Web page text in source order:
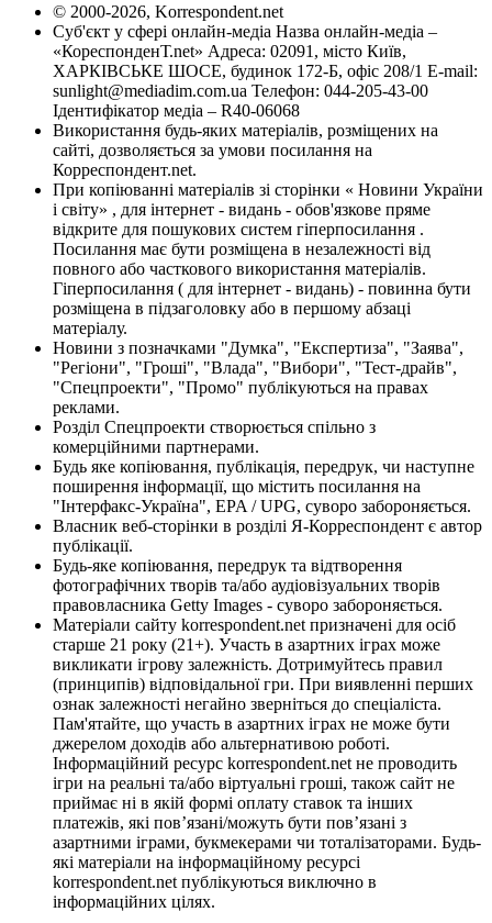
© 2000-2026, Korrespondent.net
Суб'єкт у сфері онлайн-медіа Назва онлайн-медіа –
«КореспонденТ.net» Адреса: 02091, місто Київ,
ХАРКІВСЬКЕ ШОСЕ, будинок 172-Б, офіс 208/1 E-mail:
sunlight@mediadim.com.ua Телефон: 044-205-43-00
Ідентифікатор медіа – R40-06068
Використання будь-яких матеріалів, розміщених на
сайті, дозволяється за умови посилання на
Корреспондент.net.
При копіюванні матеріалів зі сторінки « Новини України
і світу» , для інтернет - видань - обов'язкове пряме
відкрите для пошукових систем гіперпосилання .
Посилання має бути розміщена в незалежності від
повного або часткового використання матеріалів.
Гіперпосилання ( для інтернет - видань) - повинна бути
розміщена в підзаголовку або в першому абзаці
матеріалу.
Новини з позначками "Думка", "Експертиза", "Заява",
"Регіони", "Гроші", "Влада", "Вибори", "Тест-драйв",
"Спецпроекти", "Промо" публікуються на правах
реклами.
Розділ Спецпроекти створюється спільно з
комерційними партнерами.
Будь яке копіювання, публікація, передрук, чи наступне
поширення інформації, що містить посилання на
"Інтерфакс-Україна", EPA / UPG, суворо забороняється.
Власник веб-сторінки в розділі Я-Корреспондент є автор
публікації.
Будь-яке копіювання, передрук та відтворення
фотографічних творів та/або аудіовізуальних творів
правовласника Getty Images - суворо забороняється.
Матеріали сайту korrespondent.net призначені для осіб
старше 21 року (21+). Участь в азартних іграх може
викликати ігрову залежність. Дотримуйтесь правил
(принципів) відповідальної гри. При виявленні перших
ознак залежності негайно зверніться до спеціаліста.
Пам'ятайте, що участь в азартних іграх не може бути
джерелом доходів або альтернативою роботі.
Інформаційний ресурс korrespondent.net не проводить
ігри на реальні та/або віртуальні гроші, також сайт не
приймає ні в якій формі оплату ставок та інших
платежів, які пов’язані/можуть бути пов’язані з
азартними іграми, букмекерами чи тоталізаторами. Будь-
які матеріали на інформаційному ресурсі
korrespondent.net публікуються виключно в
інформаційних цілях.